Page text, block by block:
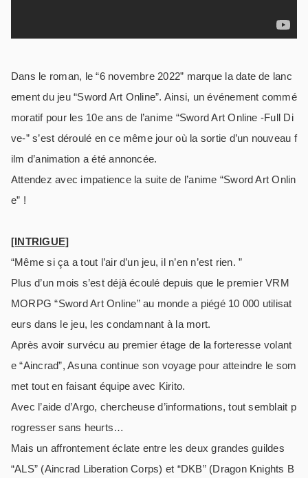
Dans le roman, le “6 novembre 2022” marque la date de lanc
ement du jeu “Sword Art Online”. Ainsi, un événement commé
moratif pour les 10e ans de l’anime “Sword Art Online -Full Di
ve-” s’est déroulé en ce même jour où la sortie d’un nouveau f
ilm d’animation a été annoncée.
Attendez avec impatience la suite de l’anime “Sword Art Onlin
e” !
[INTRIGUE]
“Même si ça a tout l’air d’un jeu, il n’en n’est rien. ”
Plus d’un mois s’est déjà écoulé depuis que le premier VRM
MORPG “Sword Art Online” au monde a piégé 10 000 utilisat
eurs dans le jeu, les condamnant à la mort.
Après avoir survécu au premier étage de la forteresse volant
e “Aincrad”, Asuna continue son voyage pour atteindre le som
met tout en faisant équipe avec Kirito.
Avec l’aide d’Argo, chercheuse d’informations, tout semblait p
rogresser sans heurts…
Mais un affrontement éclate entre les deux grandes guildes
“ALS” (Aincrad Liberation Corps) et “DKB” (Dragon Knights B